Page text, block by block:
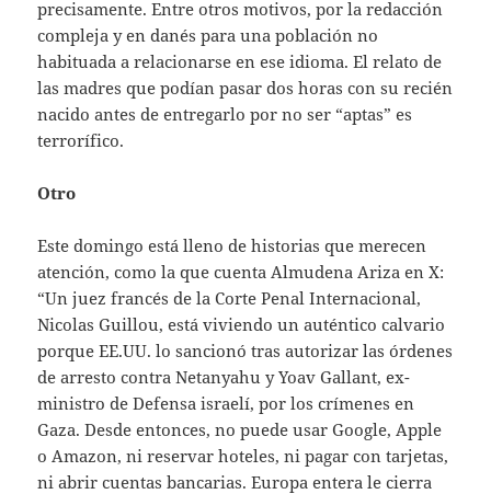
precisamente. Entre otros motivos, por la redacción
compleja y en danés para una población no
habituada a relacionarse en ese idioma. El relato de
las madres que podían pasar dos horas con su recién
nacido antes de entregarlo por no ser “aptas” es
terrorífico.
Otro
Este domingo está lleno de historias que merecen
atención, como la que cuenta Almudena Ariza en X:
“Un juez francés de la Corte Penal Internacional,
Nicolas Guillou, está viviendo un auténtico calvario
porque EE.UU. lo sancionó tras autorizar las órdenes
de arresto contra Netanyahu y Yoav Gallant, ex-
ministro de Defensa israelí, por los crímenes en
Gaza. Desde entonces, no puede usar Google, Apple
o Amazon, ni reservar hoteles, ni pagar con tarjetas,
ni abrir cuentas bancarias. Europa entera le cierra